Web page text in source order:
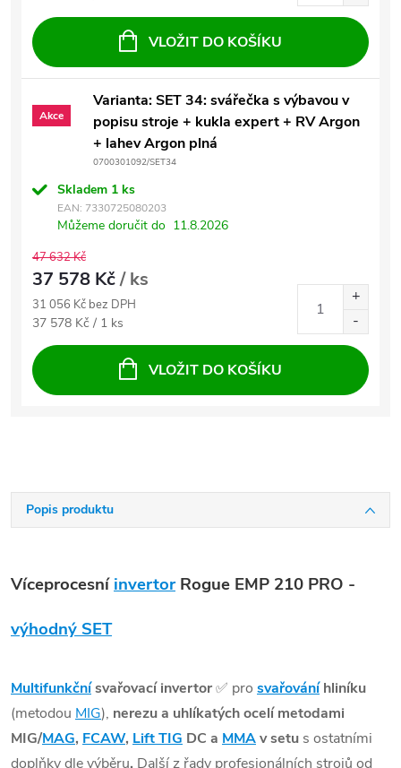
VLOŽIT DO KOŠÍKU
Akce
Varianta: SET 34: svářečka s výbavou v
popisu stroje + kukla expert + RV Argon
+ lahev Argon plná
0700301092/SET34
Skladem 1 ks
EAN: 7330725080203
Můžeme doručit do 11.8.2026
47 632 Kč
37 578 Kč/ ks
31 056 Kč bez DPH
Měrná cena:
37 578 Kč / 1 ks
VLOŽIT DO KOŠÍKU
Popis produktu
VíceprocesníinvertorRogue EMP 210 PRO -
výhodný SET
Multifunkčnísvařovací invertor✅ pro svařováníhliníku
(metodou MIG), nerezu a uhlíkatých ocelí metodami
MIG/MAG, FCAW, Lift TIG DC a MMAv setu s ostatními
doplňky dle výběru. Další z řady profesionálních strojů od